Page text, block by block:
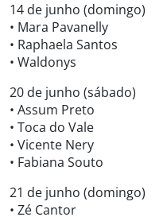
14 de junho (domingo)
• Mara Pavanelly
• Raphaela Santos
• Waldonys
20 de junho (sábado)
• Assum Preto
• Toca do Vale
• Vicente Nery
• Fabiana Souto
21 de junho (domingo)
• Zé Cantor